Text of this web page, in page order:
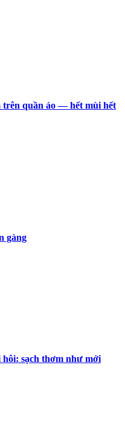
trên quần áo — hết mùi hết
gàng
hôi: sạch thơm như mới